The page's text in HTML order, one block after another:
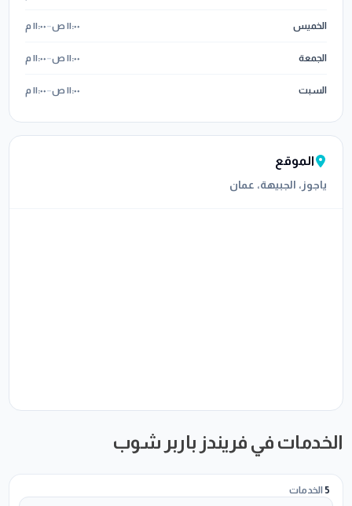
الخدمات في فريندز باربر شوب
5 الخدمات
الخميس ١١:٠٠ ص –١١:٠٠ م
الجمعة ١١:٠٠ ص –١١:٠٠ م
السبت ١١:٠٠ ص –١١:٠٠ م
الموقع
ياجوز، الجبيهة، عمان